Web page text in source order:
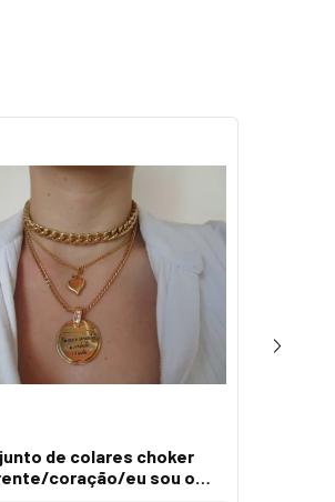
de colares choker
coração/eu sou o